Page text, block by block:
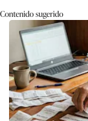
Contenido sugerido